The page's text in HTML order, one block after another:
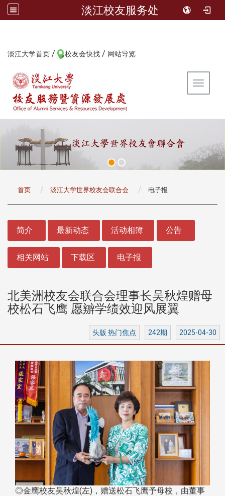
淡江校友服务处
淡江大学首页 / 校友会快找 / 网站导览
Toggle
首页 淡江大学世界校友会联合会 电子报
简介 最新动态 活动相簿 公告
相关网站 下载区 电子报
北美洲校友会联合会理事长吴秋煌赠母
校松石飞鹰 愿辧学绩效迎风展翼
头版 热门焦点 242期 2025-04-30
◎金鹰校友吴秋煌(左)，赠送松石飞鹰予母校，由董事